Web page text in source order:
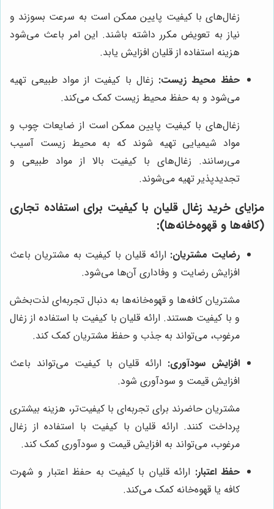
زغال‌های با کیفیت پایین ممکن است به سرعت بسوزند و
نیاز به تعویض مکرر داشته باشند. این امر باعث می‌شود
هزینه استفاده از قلیان افزایش یابد.
حفظ محیط زیست: زغال با کیفیت از مواد طبیعی تهیه
می‌شود و به حفظ محیط زیست کمک می‌کند.
زغال‌های با کیفیت پایین ممکن است از ضایعات چوب و
مواد شیمیایی تهیه شوند که به محیط زیست آسیب
می‌رسانند. زغال‌های با کیفیت بالا از مواد طبیعی و
تجدیدپذیر تهیه می‌شوند.
مزایای خرید زغال قلیان با کیفیت برای استفاده تجاری
(کافه‌ها و قهوه‌خانه‌ها):
رضایت مشتریان: ارائه قلیان با کیفیت به مشتریان باعث
افزایش رضایت و وفاداری آن‌ها می‌شود.
مشتریان کافه‌ها و قهوه‌خانه‌ها به دنبال تجربه‌ای لذت‌بخش
و با کیفیت هستند. ارائه قلیان با کیفیت با استفاده از زغال
مرغوب، می‌تواند به جذب و حفظ مشتریان کمک کند.
افزایش سودآوری: ارائه قلیان با کیفیت می‌تواند باعث
افزایش قیمت و سودآوری شود.
مشتریان حاضرند برای تجربه‌ای با کیفیت‌تر، هزینه بیشتری
پرداخت کنند. ارائه قلیان با کیفیت با استفاده از زغال
مرغوب، می‌تواند به افزایش قیمت و سودآوری کمک کند.
حفظ اعتبار: ارائه قلیان با کیفیت به حفظ اعتبار و شهرت
کافه یا قهوه‌خانه کمک می‌کند.